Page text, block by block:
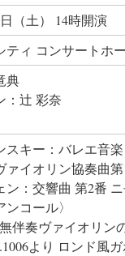
（土） 14時開演
ティ コンサートホ
典
：辻 彩奈
スキー：バレエ音
ァイオリン協奏曲
ン：交響曲 第2番
ンコール〉
伴奏ヴァイオリン
より ロンド風